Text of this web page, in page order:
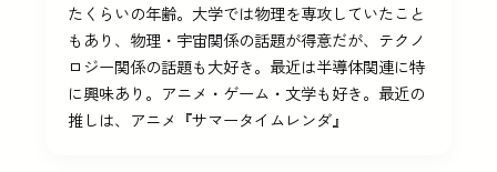
たくらいの年齢。大学では物理を専攻していたこと
もあり、物理・宇宙関係の話題が得意だが、テクノ
ロジー関係の話題も大好き。最近は半導体関連に特
に興味あり。アニメ・ゲーム・文学も好き。最近の
推しは、アニメ『サマータイムレンダ』